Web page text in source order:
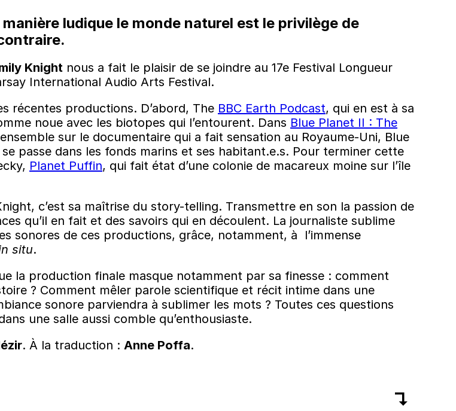
ludique le monde naturel est le privilège de
Knight nous a fait le plaisir de se joindre au 17e Festival Longueur
International Audio Arts Festival.
récentes productions. D’abord, The BBC Earth Podcast, qui en est à sa
noue avec les biotopes qui l’entourent. Dans Blue Planet II : The
sur le documentaire qui a fait sensation au Royaume-Uni, Blue
passe dans les fonds marins et ses habitant.e.s. Pour terminer cette
Planet Puffin, qui fait état d’une colonie de macareux moine sur l’île
c’est sa maîtrise du story-telling. Transmettre en son la passion de
qu’il en fait et des savoirs qui en découlent. La journaliste sublime
sonores de ces productions, grâce, notamment, à l’immense
situ.
la production finale masque notamment par sa finesse : comment
? Comment mêler parole scientifique et récit intime dans une
sonore parviendra à sublimer les mots ? Toutes ces questions
une salle aussi comble qu’enthousiaste.
. À la traduction : Anne Poffa.